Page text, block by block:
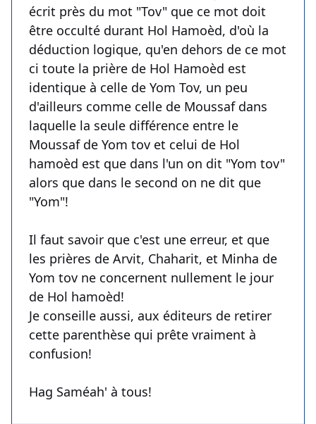
écrit près du mot "Tov" que ce mot doit
être occulté durant Hol Hamoèd, d'où la
déduction logique, qu'en dehors de ce mot
ci toute la prière de Hol Hamoèd est
identique à celle de Yom Tov, un peu
d'ailleurs comme celle de Moussaf dans
laquelle la seule différence entre le
Moussaf de Yom tov et celui de Hol
hamoèd est que dans l'un on dit "Yom tov"
alors que dans le second on ne dit que
"Yom"!
Il faut savoir que c'est une erreur, et que
les prières de Arvit, Chaharit, et Minha de
Yom tov ne concernent nullement le jour
de Hol hamoèd!
Je conseille aussi, aux éditeurs de retirer
cette parenthèse qui prête vraiment à
confusion!
Hag Saméah' à tous!